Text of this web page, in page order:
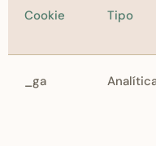
Cookie Tipo
_ga